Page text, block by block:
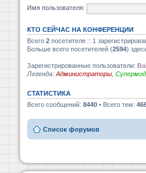
Имя пользователя:
КТО СЕЙЧАС НА КОНФЕРЕНЦИИ
Всего 2 посетителя :: 1
Больше всего посетителей (2594)
Зарегистрированные пользователи:
Легенда: Администраторы
СТАТИСТИКА
Всего сообщений: 8440 • Всего тем:
Список форумов